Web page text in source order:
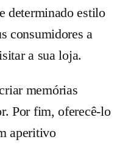
determinado estilo
consumidores a
a sua loja.
memórias
Por fim, oferecê-lo
aperitivo